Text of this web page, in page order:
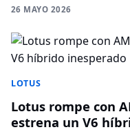
26 MAYO 2026
LOTUS
Lotus rompe con
estrena un V6